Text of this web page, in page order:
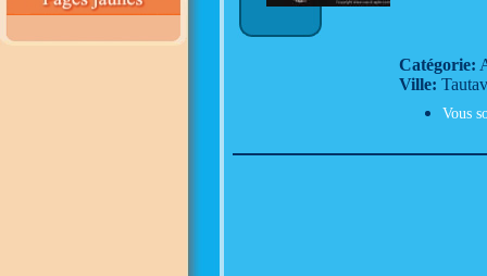
Catégorie:
Ville:
Vous